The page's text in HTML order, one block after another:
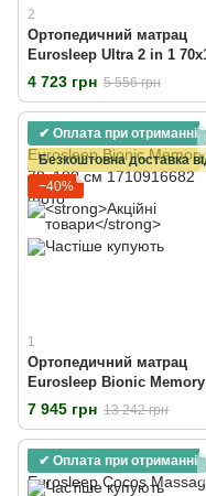
2
Ортопедичний матрац
Eurosleep Ultra 2 in 1
см
4 723 грн 5 556 грн
✔ Оплата при отриманні
−40%
1
Ортопедичний матрац
Eurosleep Bionic Memory
70х190 см
7 945 грн 13 242 грн
✔ Оплата при отриманні